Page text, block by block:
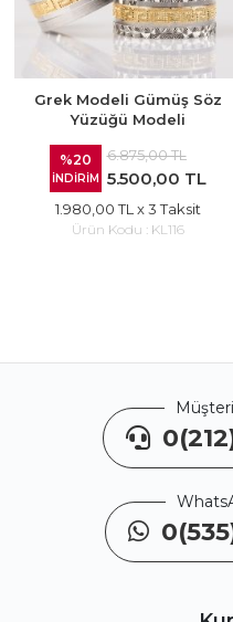
Grek Modeli Gümüş Söz
Yüzüğü Modeli
%20
İNDİRİM
6.875,00 TL
5.500,00 TL
1.980,00 TL x 3 Taksit
Ürün Kodu : KL116